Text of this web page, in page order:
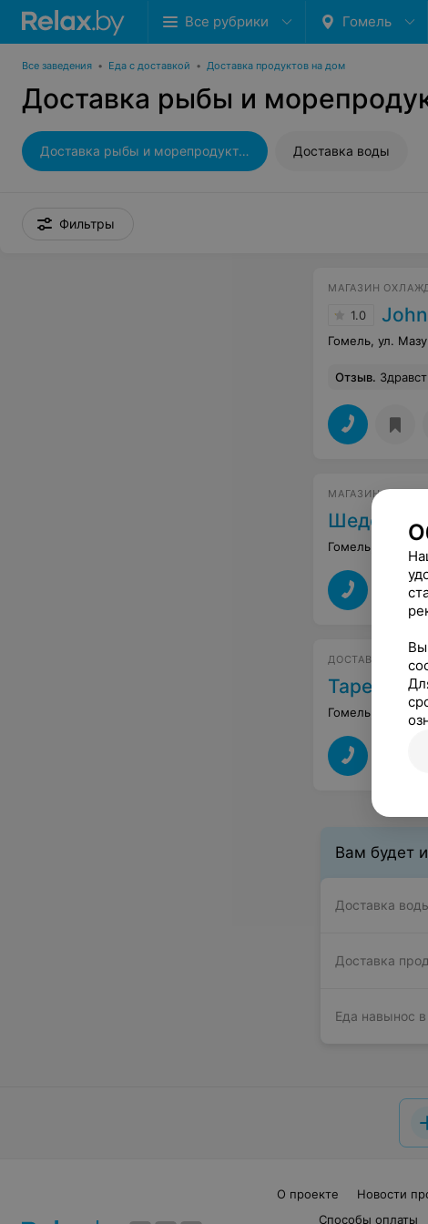
Все рубрики Гомель
Все заведения • Еда с доставкой • Доставка продуктов на дом
Доставка рыбы и
Доставка рыбы и морепродуктов Доставка воды
Фильтры
МАГАЗИН
1.0
Гомель, ул.
Отзыв. Здравствуйте всем. Последнее время
МАГАЗИН-КАФЕ
Шедевры
Гомель, ул.
ДОСТАВКА
Тарелка
Гомель, ул.
Вам будет
Доставка
Доставка
Еда навынос
О проекте Новости
Способы оплаты
Вы